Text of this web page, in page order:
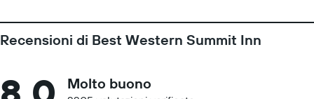
Recensioni di Best Western Summit Inn
Molto buono